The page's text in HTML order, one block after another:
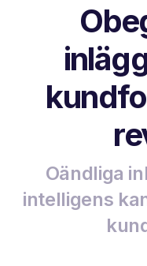
Oändliga
intelligens